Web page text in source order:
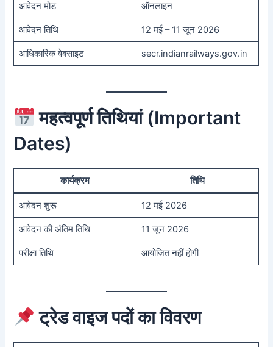
आवेदन मोड ऑनलाइन
आवेदन तिथि 12 मई – 11 जून 2026
आधिकारिक वेबसाइट secr.indianrailways.gov.in
महत्वपूर्ण तिथियां (Important
Dates)
कार्यक्रम तिथि
आवेदन शुरू 12 मई 2026
आवेदन की अंतिम तिथि 11 जून 2026
परीक्षा तिथि आयोजित नहीं होगी
ट्रेड वाइज पदों का विवरण